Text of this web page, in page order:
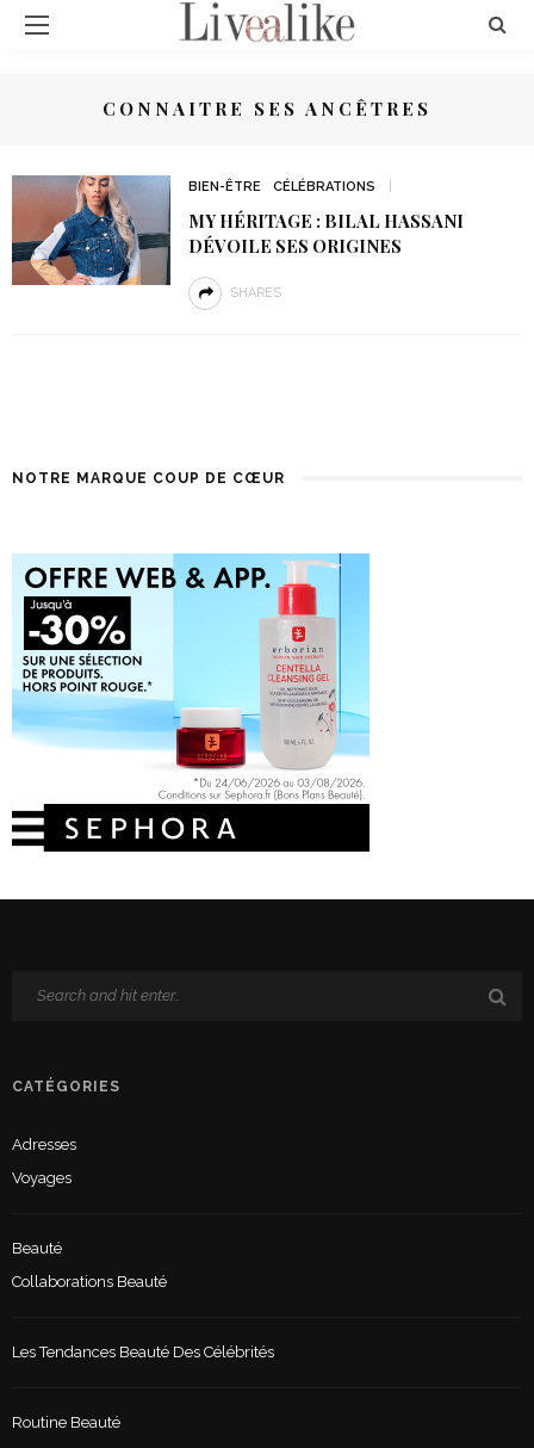
CONNAITRE SES ANCÊTRES
BIEN-ÊTRE CÉLÉBRATIONS
MY HÉRITAGE : BILAL HASSANI
DÉVOILE SES ORIGINES
SHARES
NOTRE MARQUE COUP DE CŒUR
CATÉGORIES
Adresses
Voyages
Beauté
Collaborations Beauté
Les Tendances Beauté Des Célébrités
Routine Beauté